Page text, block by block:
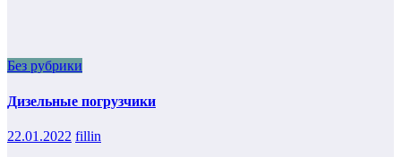
Без рубрики
Дизельные погрузчики
22.01.2022 fillin